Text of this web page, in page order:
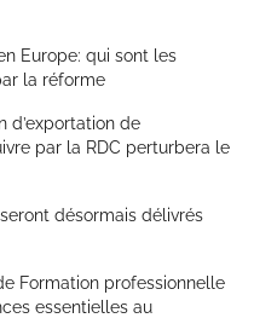
Europe: qui sont les
la réforme
d’exportation de
par la RDC perturbera le
désormais délivrés
Formation professionnelle
essentielles au